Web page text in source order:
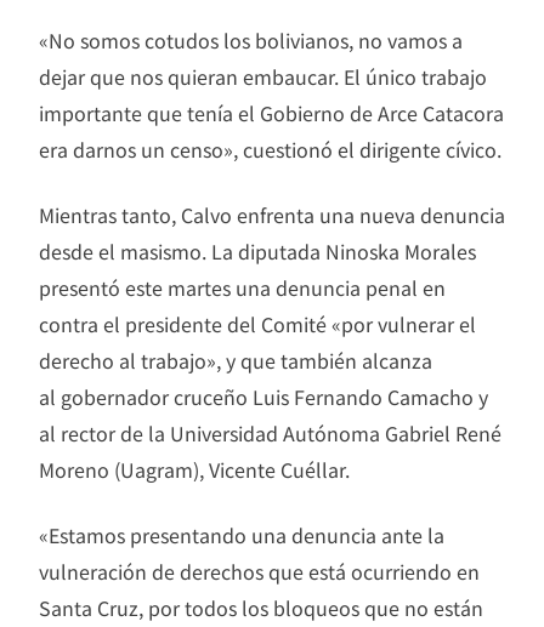
«No somos cotudos los bolivianos, no vamos a
dejar que nos quieran embaucar. El único trabajo
importante que tenía el Gobierno de Arce Catacora
era darnos un censo», cuestionó el dirigente cívico.
Mientras tanto, Calvo enfrenta una nueva denuncia
desde el masismo. La diputada Ninoska Morales
presentó este martes una denuncia penal en
contra el presidente del Comité «por vulnerar el
derecho al trabajo», y que también alcanza
al gobernador cruceño Luis Fernando Camacho y
al rector de la Universidad Autónoma Gabriel René
Moreno (Uagram), Vicente Cuéllar.
«Estamos presentando una denuncia ante la
vulneración de derechos que está ocurriendo en
Santa Cruz, por todos los bloqueos que no están